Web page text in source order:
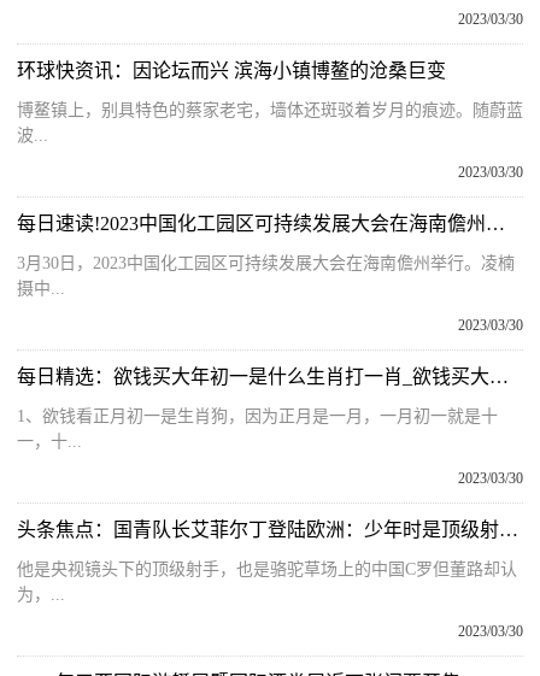
2023/03/30
环球快资讯：因论坛而兴 滨海小镇博鳌的沧桑巨变
博鳌镇上，别具特色的蔡家老宅，墙体还斑驳着岁月的痕迹。随蔚蓝
波...
2023/03/30
每日速读!2023中国化工园区可持续发展大会在海南儋州举行
3月30日，2023中国化工园区可持续发展大会在海南儋州举行。凌楠
摄中...
2023/03/30
每日精选：欲钱买大年初一是什么生肖打一肖_欲钱买大年初一是什么生肖
1、欲钱看正月初一是生肖狗，因为正月是一月，一月初一就是十
一，十...
2023/03/30
头条焦点：国青队长艾菲尔丁登陆欧洲：少年时是顶级射手，尽快定位很关键
他是央视镜头下的顶级射手，也是骆驼草场上的中国C罗但董路却认
为，...
2023/03/30